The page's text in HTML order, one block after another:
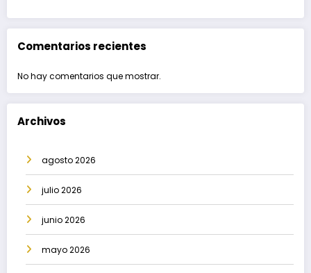
Comentarios recientes
No hay comentarios que mostrar.
Archivos
agosto 2026
julio 2026
junio 2026
mayo 2026